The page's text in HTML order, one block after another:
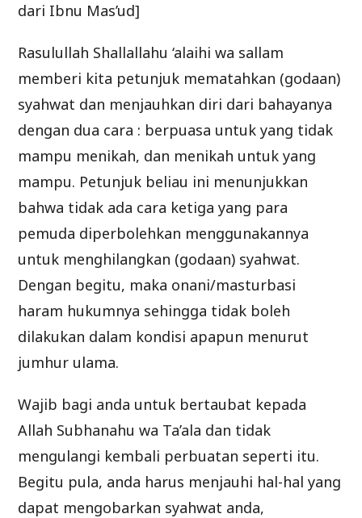
dari Ibnu Mas’ud]
Rasulullah Shallallahu ‘alaihi wa sallam
memberi kita petunjuk mematahkan (godaan)
syahwat dan menjauhkan diri dari bahayanya
dengan dua cara : berpuasa untuk yang tidak
mampu menikah, dan menikah untuk yang
mampu. Petunjuk beliau ini menunjukkan
bahwa tidak ada cara ketiga yang para
pemuda diperbolehkan menggunakannya
untuk menghilangkan (godaan) syahwat.
Dengan begitu, maka onani/masturbasi
haram hukumnya sehingga tidak boleh
dilakukan dalam kondisi apapun menurut
jumhur ulama.
Wajib bagi anda untuk bertaubat kepada
Allah Subhanahu wa Ta’ala dan tidak
mengulangi kembali perbuatan seperti itu.
Begitu pula, anda harus menjauhi hal-hal yang
dapat mengobarkan syahwat anda,